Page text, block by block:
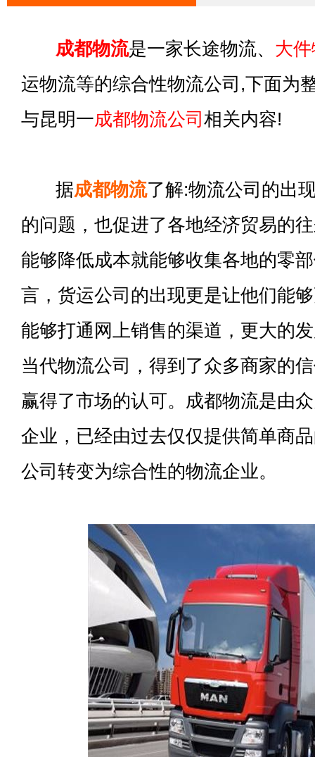
成都物流是一家长途物流、 大
运物流等的综合性物流公司,下面为
与昆明一成都物流公司 相关内容!
据成都物流了解:物流公司的出
的问题，也促进了各地经济贸易的
能够降低成本就能够收集各地的零
言，货运公司的出现更是让他们能
能够打通网上销售的渠道，更大的
当代物流公司，得到了众多商家的
赢得了市场的认可。成都物流是由
企业，已经由过去仅仅提供简单商
公司转变为综合性的物流企业。